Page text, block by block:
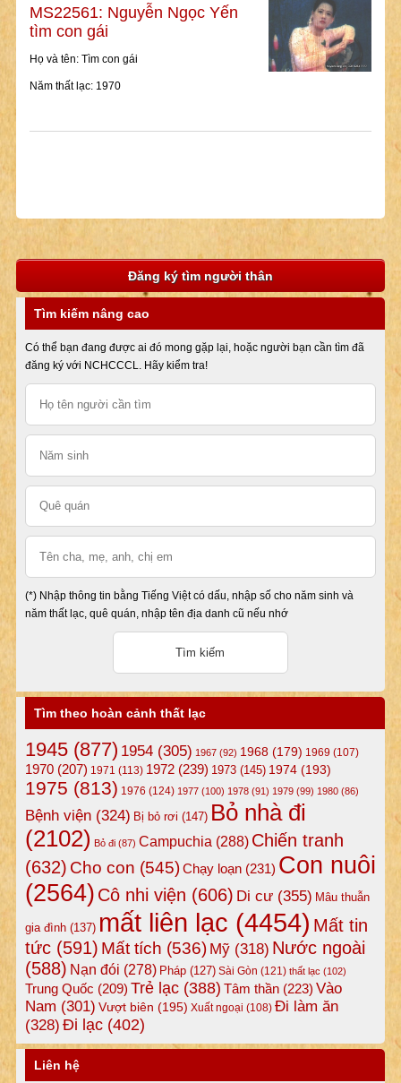
MS22561: Nguyễn Ngọc Yến
tìm con gái
Họ và tên: Tìm con gái
Năm thất lạc: 1970
Đăng ký tìm người thân
Tìm kiếm nâng cao
Có thể bạn đang được ai đó mong gặp lại, hoặc người bạn cần tìm đã
đăng ký với NCHCCCL. Hãy kiểm tra!
(*) Nhập thông tin bằng Tiếng Việt có dấu, nhập số cho năm sinh và
năm thất lạc, quê quán, nhập tên địa danh cũ nếu nhớ
Tìm theo hoàn cảnh thất lạc
1945(877) 1954(305) 1967(92) 1968(179) 1969 (107)
1970(207) 1971 (113) 1972(239) 1973(145) 1974(193)
1975 (813) 1976 (124) 1977(100) 1978(91) 1979(99) 1980(86)
Bệnh viện(324) Bị bỏ rơi (147) Bỏ nhà đi
(2102) Bỏ đi(87) Campuchia (288) Chiến tranh
(632) Cho con (545)Chạy loạn(231) Con nuôi
(2564) Cô nhi viện (606) Di cư(355) Mâu thuẫn
gia đình(137) mất liên lạc (4454) Mất tin
tức(591) Mất tích (536) Mỹ(318) Nước ngoài
(588) Nạn đói (278) Pháp(127) Sài Gòn (121) thất lạc (102)
Trung Quốc (209) Trẻ lạc(388) Tâm thần(223) Vào
Nam (301) Vượt biên (195) Xuất ngoại (108) Đi làm ăn
(328) Đi lạc(402)
Liên hệ